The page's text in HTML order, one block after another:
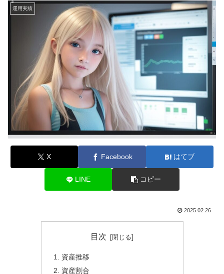
運用実績
X Facebook はてブ
LINE コピー
2025.02.26
目次
資産推移
資産割合